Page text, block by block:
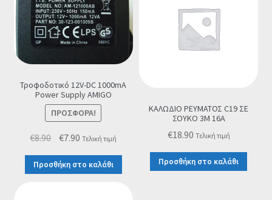
Τροφοδοτικό 12V-DC 1000mA
Power Supply ΑMIGO
ΠΡΟΣΦΟΡΆ!
€8.90 Original
price
was:
€7.90 Η
τρέχουσα
τιμή
Τελική τιμή
Προσθήκη στο καλάθι
ΚΑΛΩΔΙΟ ΡΕΥΜΑΤΟΣ C19 ΣΕ
ΣΟΥΚΟ 3M 16A
€18.90 Τελική τιμή
Προσθήκη στο καλάθι